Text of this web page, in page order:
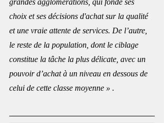
choix et ses décisions d'achat sur la qualité
et une vraie attente de services. De l’autre,
le reste de la population, dont le ciblage
constitue la tâche la plus délicate, avec un
pouvoir d’achat à un niveau en dessous de
celui de cette classe moyenne » .